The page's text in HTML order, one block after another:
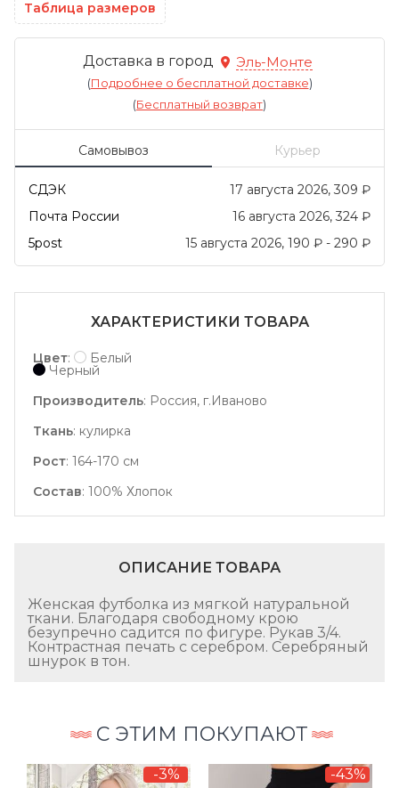
Таблица размеров
Доставка в город Эль-Монте
(Подробнее о бесплатной доставке)
(Бесплатный возврат)
Самовывоз Курьер
СДЭК 17 августа 2026 309 ₽
Почта России
16 августа 2026 324 ₽
5post
15 августа 2026 190 ₽ - 290 ₽
ХАРАКТЕРИСТИКИ ТОВАРА
Цвет: Белый
Черный
Производитель: Россия, г.Иваново
Ткань: кулирка
Рост: 164-170 см
Состав: 100% Хлопок
ОПИСАНИЕ ТОВАРА
Женская футболка из мягкой натуральной
ткани. Благодаря свободному крою
безупречно садится по фигуре. Рукав 3/4.
Контрастная печать с серебром. Серебряный
шнурок в тон.
С ЭТИМ ПОКУПАЮТ
-3% -43%